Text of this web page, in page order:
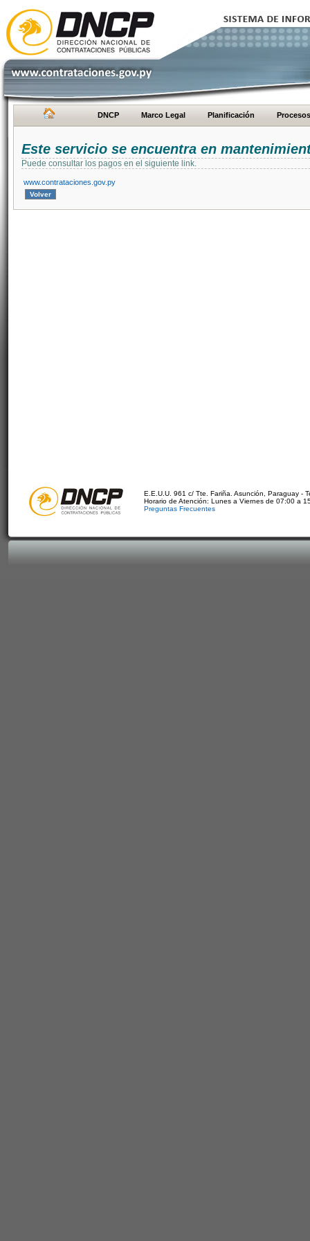
DNCP Marco Legal Planificación Procesos
Este servicio se encuentra en
Puede consultar los pagos en el siguiente link.
www.contrataciones.gov.py
E.E.U.U. 961 c/ Tte. Fariña. Asunción, Paraguay -
Horario de Atención: Lunes a Viernes de 07:00 a
Preguntas Frecuentes